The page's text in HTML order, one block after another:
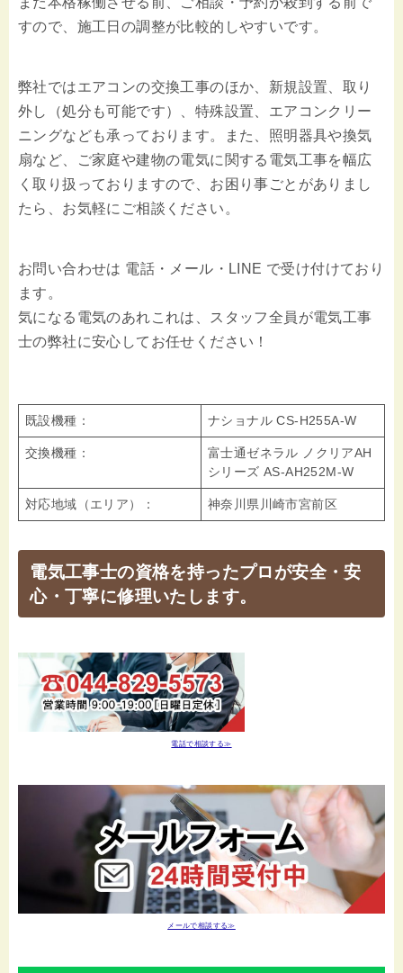
すので、施工日の調整が比較的しやすいです。
弊社ではエアコンの交換工事のほか、新規設置、取り
外し（処分も可能です）、特殊設置、エアコンクリー
ニングなども承っております。また、照明器具や換気
扇など、ご家庭や建物の電気に関する電気工事を幅広
く取り扱っておりますので、お困り事ごとがありまし
たら、お気軽にご相談ください。
お問い合わせは 電話・メール・LINE で受け付けており
ます。
気になる電気のあれこれは、スタッフ全員が電気工事
士の弊社に安心してお任せください！
既設機種： ナショナル CS-H255A-W
交換機種：
富士通ゼネラル ノクリアAH
シリーズ AS-AH252M-W
対応地域（エリア）： 神奈川県川崎市宮前区
電気工事士の資格を持ったプロが安全・安
心・丁寧に修理いたします。
電話で相談する≫
メールで相談する≫